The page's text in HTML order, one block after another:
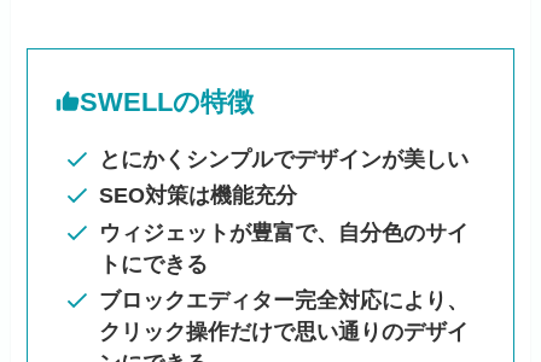
SWELLの特徴
とにかくシンプルでデザインが美しい
SEO対策は機能充分
ウィジェットが豊富で、自分色のサイ
トにできる
ブロックエディター完全対応により、
クリック操作だけで思い通りのデザイ